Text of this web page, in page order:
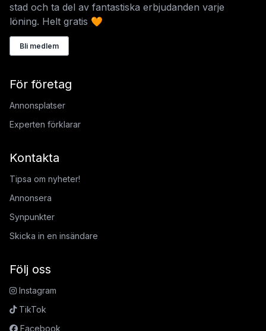
stad och ta del av fantastiska erbjudanden varje
löning. Helt gratis 🧡
Bli medlem
För företag
Annonsplatser
Experten förklarar
Kontakta
Tipsa om nyheter!
Annonsera
Synpunkter
Skicka in en insändare
Följ oss
Instagram
TikTok
Facebook